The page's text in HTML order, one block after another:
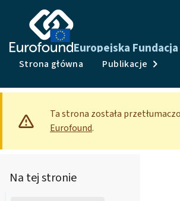
Europejska
Strona główna Publikacje
Ta strona została
Eurofound.
Na tej stronie